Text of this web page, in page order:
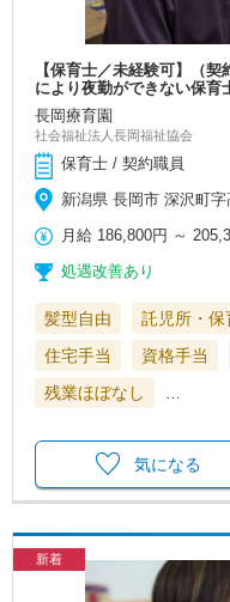
【保育士／未経験可】（
により夜勤ができない保育
長岡療育園
社会福祉法人長岡福祉協会
保育士 / 契約職員
新潟県 長岡市 深沢町字
月給 186,800円 ～
処遇改善あり
髪型自由 託児所・保
住宅手当
資格手当
残業ほぼなし
気になる
新着